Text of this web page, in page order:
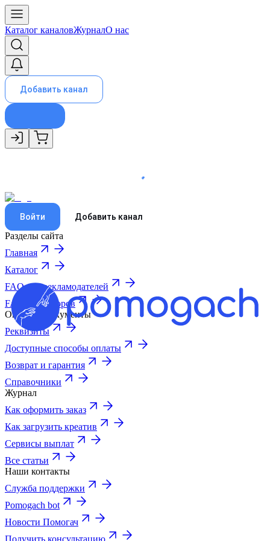
Каталог каналовЖурналО нас
Добавить канал
Войти Добавить канал
Разделы сайта
Главная
Каталог
FAQ для рекламодателей
FAQ для авторов
Оплата и документы
Реквизиты
Доступные способы оплаты
Возврат и гарантия
Справочники
Журнал
Как оформить заказ
Как загрузить креатив
Сервисы выплат
Все статьи
Наши контакты
Служба поддержки
Pomogach bot
Новости Помогач
Получить консультацию